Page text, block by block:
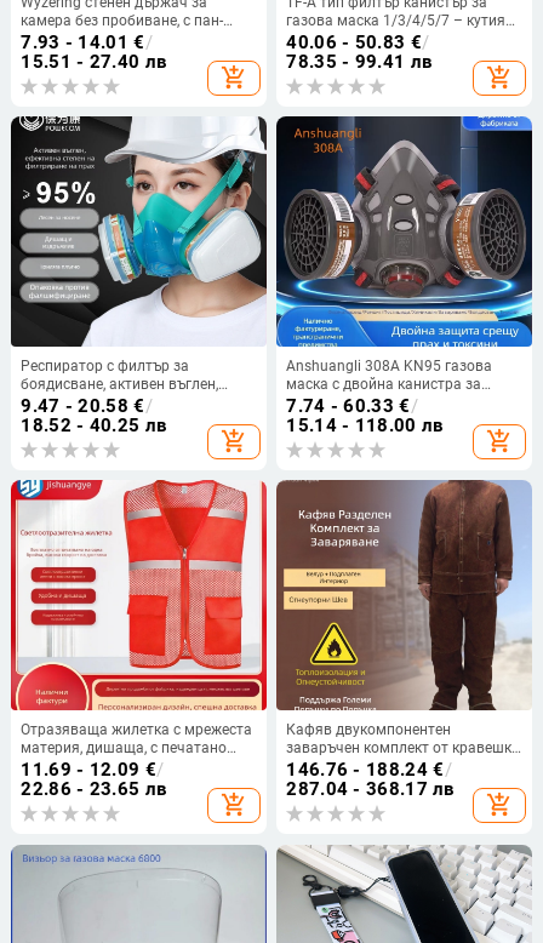
камера без пробиване, с пан-
наклон
7.93 - 14.01 €/
15.51 - 27.40 лв
add_shopping_cart
газова маска 1/3/4/5/7 – кутия
за филтър с активен въглен за
аксесоари към пръскане на боя
40.06 - 50.83 €/
78.35 - 99.41 лв
add_shopping_cart
Респиратор с филтър за
боядисване, активен въглен,
защита от дим, ацетон и
пестициди, против миризма и
прах
9.47 - 20.58 €/
18.52 - 40.25 лв
add_shopping_cart
Anshuangli 308A KN95 газова
маска с двойна канистра за
боядисване, химикали и миризми
от боя
7.74 - 60.33 €/
15.14 - 118.00 лв
add_shopping_cart
Отразяваща жилетка с мрежеста
материя, дишаща, с печатано
лого
11.69 - 12.09 €/
22.86 - 23.65 лв
add_shopping_cart
Кафяв двукомпонентен
заваръчен комплект от кравешка
кожа, огнеупорен, против
прегаряне, термозащита,
заваръчно работно облекло,
голям размер
146.76 - 188.24€/
287.04 - 368.17 лв
add_shopping_cart